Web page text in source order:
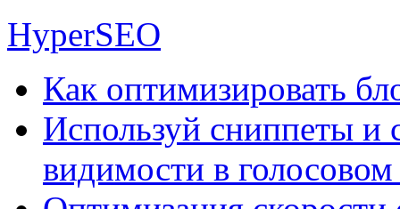
HyperSEO
Как оптимизировать
Используй сниппеты и
видимости в